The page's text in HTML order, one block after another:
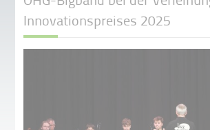
Innovationspreises 2025